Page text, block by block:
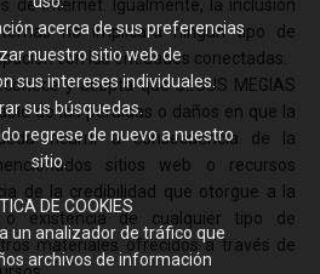
de Internet. Igualmente, la inclusión
no implicará ningún tipo de
con las entidades conectadas.
y acepta que JESUS MEGIAS
de las pérdidas o daños en que la
incurrir a consecuencia de la
sitios web o recursos
de la credibilidad que otorgue a la
o existencia de cualquier tipo de
materiales ofrecidos a través de
acerca de sus preferencias
nuestro sitio web de
sus intereses individuales.
sus búsquedas.
regrese de nuevo a nuestro
sitio.
DE COOKIES
un analizador de tráfico que
archivos de información